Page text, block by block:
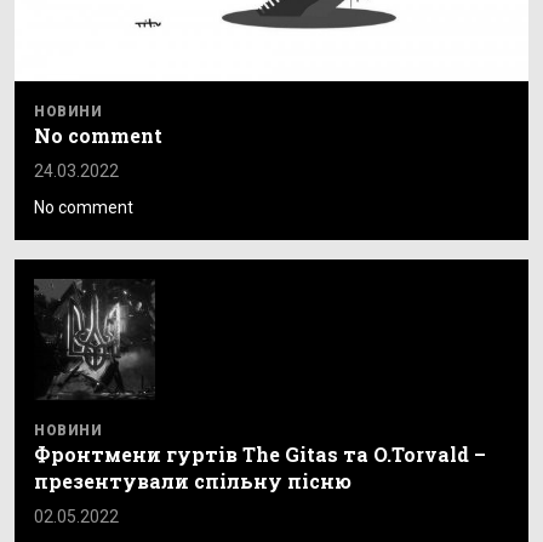
НОВИНИ
No comment
24.03.2022
No comment
НОВИНИ
Фронтмени гуртів The Gitas та O.Torvald –
презентували спільну пісню
02.05.2022